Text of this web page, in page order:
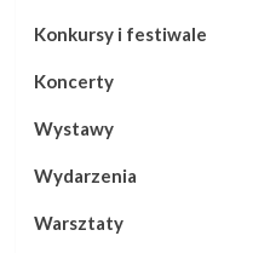
Konkursy i festiwale
Koncerty
Wystawy
Wydarzenia
Warsztaty